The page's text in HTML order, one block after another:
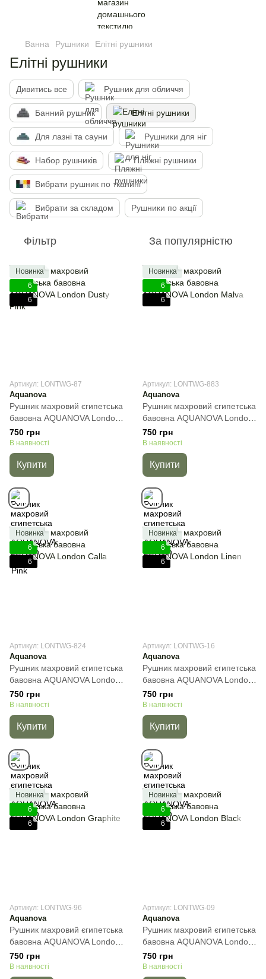
Ванна Рушники Елітні рушники
Елітні рушники
Дивитись все Рушник для обличчя
Банний рушник Елітні рушники
Для лазні та сауни Рушники для ніг
Набор рушників Пляжні рушники
Вибрати рушник по тканині
Вибрати за складом Рушники по акції
Фільтр За популярністю
Новинка
6
6
Артикул: LONTWG-87
Aquanova
Рушник махровий єгипетська
бавовна AQUANOVA London
Dusty Pink, Рожевий, 30х50
см, Для рук
750 грн
В наявності
Купити
Новинка
6
6
Артикул: LONTWG-883
Aquanova
Рушник махровий єгипетська
бавовна AQUANOVA London
Malva, Мальва, 30х50 см,
Для рук
750 грн
В наявності
Купити
Новинка
6
6
Артикул: LONTWG-824
Aquanova
Рушник махровий єгипетська
бавовна AQUANOVA London
Calla, Ліловий, 30х50 см, Для
рук
750 грн
В наявності
Купити
Новинка
6
6
Артикул: LONTWG-16
Aquanova
Рушник махровий єгипетська
бавовна AQUANOVA London
Linen, Бежевий, 30х50 см,
Для рук
750 грн
В наявності
Купити
Новинка
6
6
Артикул: LONTWG-96
Aquanova
Рушник махровий єгипетська
бавовна AQUANOVA London
Graphite, Темно-сірий, 30х50
см, Для рук
750 грн
В наявності
Новинка
6
6
Артикул: LONTWG-09
Aquanova
Рушник махровий єгипетська
бавовна AQUANOVA London
Black, Чорний, 30х50 см, Для
рук
750 грн
В наявності